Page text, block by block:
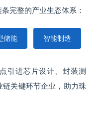
完整的产业生态体系：
储能 智能制造
引进芯片设计、封装测
关键环节企业，助力珠